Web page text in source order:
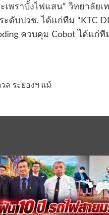
พราบั้งไฟแสน” วิทยาลัยเ
ดับปวช. ได้แก่ทีม “KTC
ควบคุม Cobot ได้แก่
ล ระยองฯ แม้